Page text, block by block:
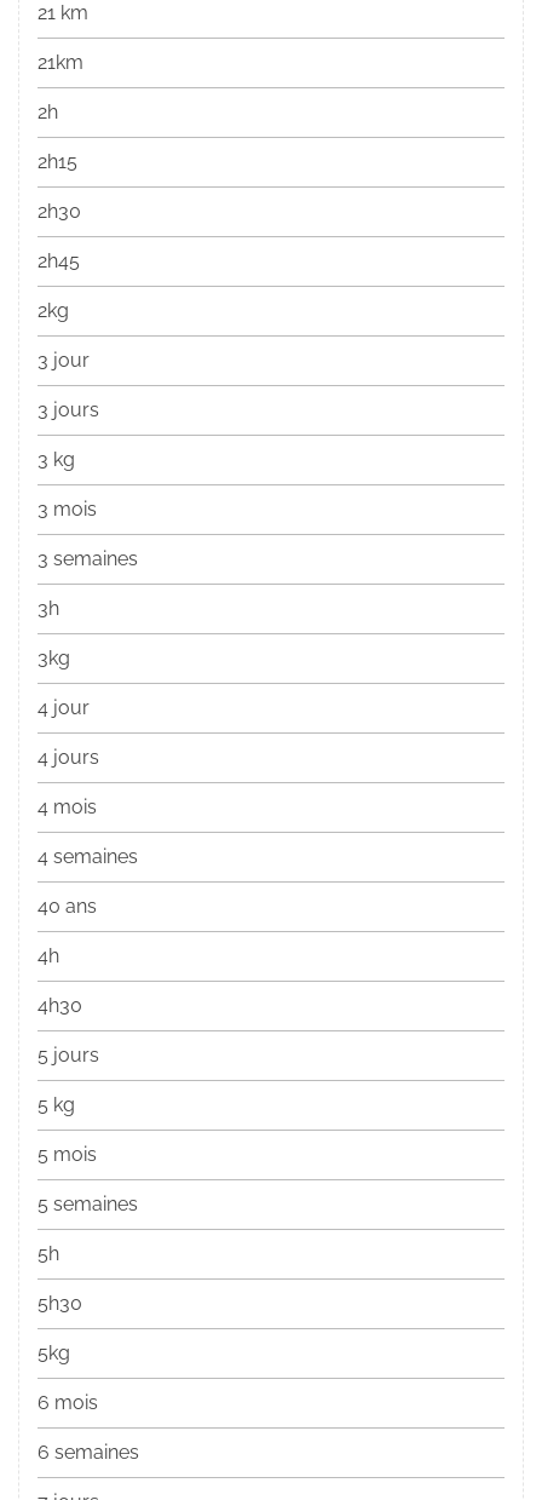
21 km
21km
2h
2h15
2h30
2h45
2kg
3 jour
3 jours
3 kg
3 mois
3 semaines
3h
3kg
4 jour
4 jours
4 mois
4 semaines
40 ans
4h
4h30
5 jours
5 kg
5 mois
5 semaines
5h
5h30
5kg
6 mois
6 semaines